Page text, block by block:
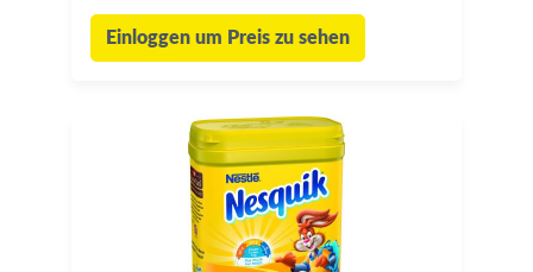
Einloggen um Preis zu sehen